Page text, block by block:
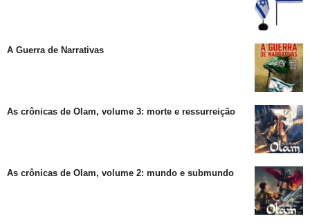
A Guerra de Narrativas
As crônicas de Olam, volume 3: morte e ressurreição
As crônicas de Olam, volume 2: mundo e submundo